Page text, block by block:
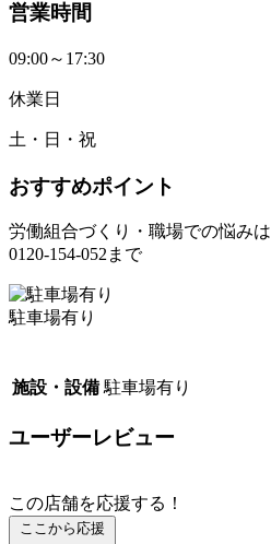
営業時間
09:00～17:30
休業日
土・日・祝
おすすめポイント
労働組合づくり・職場での悩みは
0120-154-052まで
駐車場有り
施設・設備 駐車場有り
ユーザーレビュー
この店舗を応援する！
ここから応援